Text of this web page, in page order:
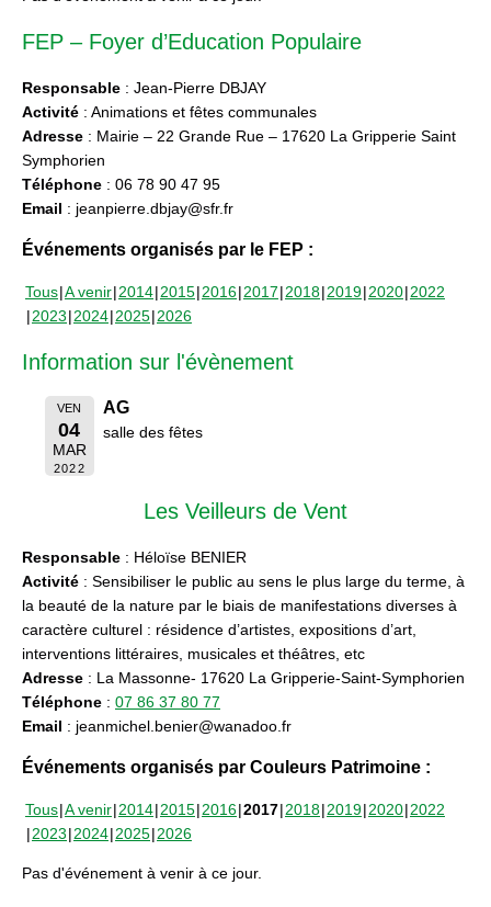
FEP – Foyer d’Education Populaire
Responsable : Jean-Pierre DBJAY
Activité : Animations et fêtes communales
Adresse : Mairie – 22 Grande Rue – 17620 La Gripperie Saint
Symphorien
Téléphone : 06 78 90 47 95
Email : jeanpierre.dbjay@sfr.fr
Événements organisés par le FEP :
Tous A venir 2014 2015 2016 2017 2018 2019 2020 2022
2023 2024 2025 2026
Information sur l'évènement
VEN
04
MAR
2022
AG
salle des fêtes
Les Veilleurs de Vent
Responsable : Héloïse BENIER
Activité : Sensibiliser le public au sens le plus large du terme, à
la beauté de la nature par le biais de manifestations diverses à
caractère culturel : résidence d’artistes, expositions d’art,
interventions littéraires, musicales et théâtres, etc
Adresse : La Massonne- 17620 La Gripperie-Saint-Symphorien
Téléphone : 07 86 37 80 77
Email : jeanmichel.benier@wanadoo.fr
Événements organisés par Couleurs Patrimoine :
Tous A venir 2014 2015 2016 2017 2018 2019 2020 2022
2023 2024 2025 2026
Pas d'événement à venir à ce jour.